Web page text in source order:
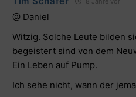
@ Daniel
Witzig. Solche Leute bilden
begeistert sind von dem
Ein Leben auf Pump.
Ich sehe nicht, wann der